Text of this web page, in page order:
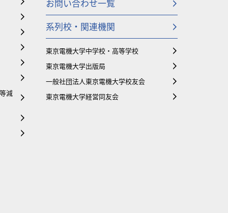
減
お問い合わせ一覧
系列校・関連機関
東京電機大学中学校・高等学校
東京電機大学出版局
一般社団法人東京電機大学校友会
東京電機大学経営同友会